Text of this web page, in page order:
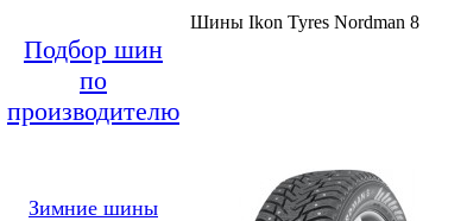
Подбор шин
по
производителю
Зимние шины
Шины Ikon Tyres Nordman 8